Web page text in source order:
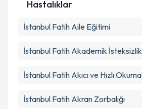
Hastalıklar
İstanbul Fatih Aile Eğitimi
İstanbul Fatih Akademik İsteksizlik
İstanbul Fatih Akıcı ve Hızlı Okuma
İstanbul Fatih Akran Zorbalığı